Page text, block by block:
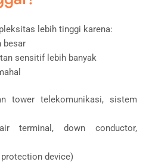
lebih tinggi karena:
besar
sensitif lebih banyak
tower telekomunikasi, sistem
terminal, down conductor,
device)